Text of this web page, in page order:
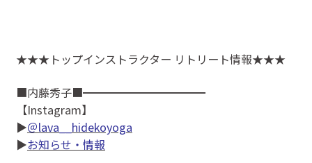
★★★トップインストラクター リトリート情報★★★
■内藤秀子■━━━━━━━━━━━
【Instagram】
▶＠lava__hidekoyoga
▶お知らせ・情報